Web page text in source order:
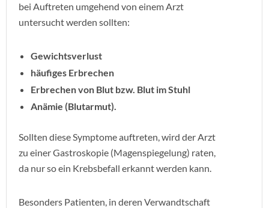
bei Auftreten umgehend von einem Arzt
untersucht werden sollten:
Gewichtsverlust
häufiges Erbrechen
Erbrechen von Blut bzw. Blut im Stuhl
Anämie (Blutarmut).
Sollten diese Symptome auftreten, wird der Arzt
zu einer Gastroskopie (Magenspiegelung) raten,
da nur so ein Krebsbefall erkannt werden kann.
Besonders Patienten, in deren Verwandtschaft